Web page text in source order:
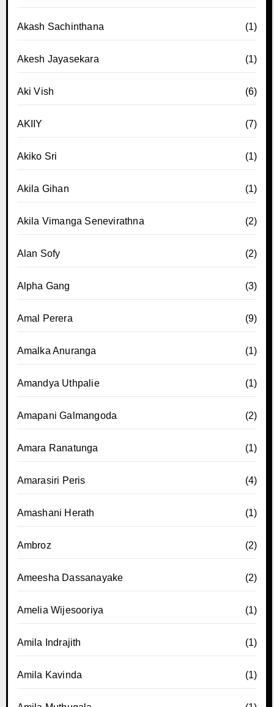
Akash Sachinthana (1)
Akesh Jayasekara (1)
Aki Vish (6)
AKIIY (7)
Akiko Sri (1)
Akila Gihan (1)
Akila Vimanga Senevirathna (2)
Alan Sofy (2)
Alpha Gang (3)
Amal Perera (9)
Amalka Anuranga (1)
Amandya Uthpalie (1)
Amapani Galmangoda (2)
Amara Ranatunga (1)
Amarasiri Peris (4)
Amashani Herath (1)
Ambroz (2)
Ameesha Dassanayake (2)
Amelia Wijesooriya (1)
Amila Indrajith (1)
Amila Kavinda (1)